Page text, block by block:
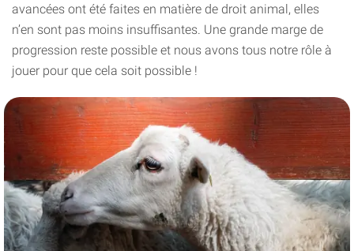
avancées ont été faites en matière de droit animal, elles
n’en sont pas moins insuffisantes. Une grande marge de
progression reste possible et nous avons tous notre rôle à
jouer pour que cela soit possible !